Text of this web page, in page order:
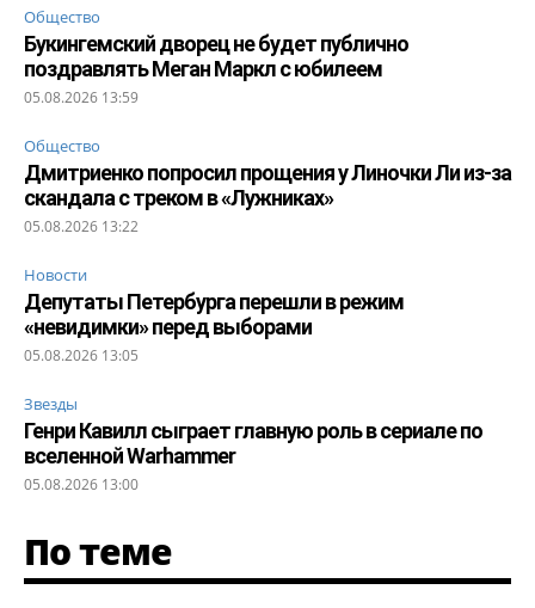
Общество
Букингемский дворец не будет публично
поздравлять Меган Маркл с юбилеем
05.08.2026 13:59
Общество
Дмитриенко попросил прощения у Линочки Ли из-за
скандала с треком в «Лужниках»
05.08.2026 13:22
Новости
Депутаты Петербурга перешли в режим
«невидимки» перед выборами
05.08.2026 13:05
Звезды
Генри Кавилл сыграет главную роль в сериале по
вселенной Warhammer
05.08.2026 13:00
По теме